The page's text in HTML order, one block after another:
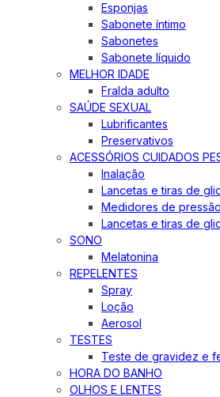
Esponjas
Sabonete íntimo
Sabonetes
Sabonete líquido
MELHOR IDADE
Fralda adulto
SAÚDE SEXUAL
Lubrificantes
Preservativos
ACESSÓRIOS CUIDADOS
Inalação
Lancetas e tiras de
Medidores de pressão
Lancetas e tiras de
SONO
Melatonina
REPELENTES
Spray
Loção
Aerosol
TESTES
Teste de gravidez e
HORA DO BANHO
OLHOS E LENTES